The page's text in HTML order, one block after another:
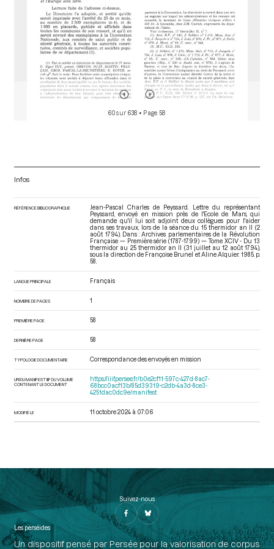
60 sur 638 • Page 58
Infos
RÉFÉRENCE BIBLIOGRAPHIQUE
Jean-Pascal Charles de Peyssard. Lettre du représentant
Peyssard, envoyé en mission près de l'Ecole de Mars, qui
demande qu'il lui soit adjoint deux collègues pour l'aider
dans ses travaux, lors de la séance du 15 thermidor an II (2
août 1794). Dans : Archives parlementaires de la Révolution
Française — Première série (1787-1799) — Tome XCIV - Du 13
thermidor au 25 thermidor an II (31 juillet au 12 août 1794),
sous la direction de Françoise Brunel et Aline Alquier. 1985. p.
58.
LANGUE PRINCIPALE Français
NOMBRE DE PAGES 1
PREMIÈRE PAGE 58
DERNIÈRE PAGE 58
TYPOLOGIE DOCUMENTAIRE Correspondance des envoyés en mission
URI DU MANIFEST IIIF DU VOLUME
CONTENANT LE DOCUMENT
https://iiif.persee.fr/b0e2cf11-597c-427d-8ac7-
68bcc0acf13b/85d39319-c2db-4a3d-8ce3-
4251dac0dc9e/manifest
MODIFIÉ LE 11 octobre 2024 à 07:06
Suivez-nous
Les perséides
Un dispositif pensé par Persée pour la valorisation de corpus